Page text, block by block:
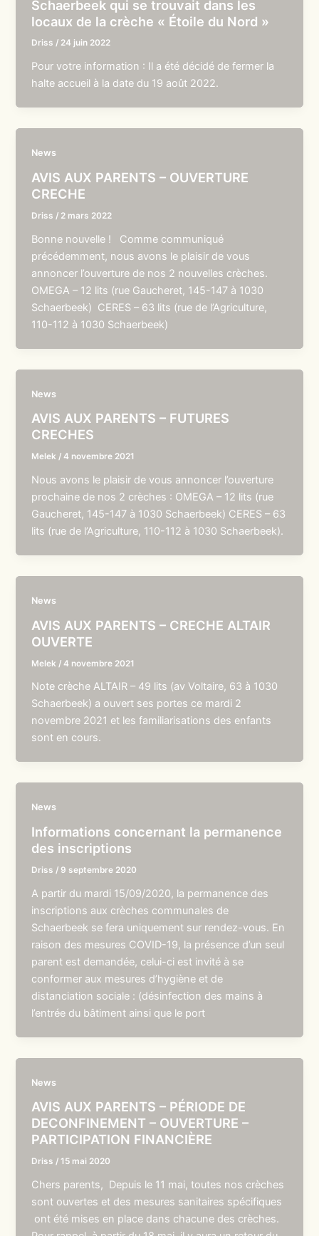
Schaerbeek qui se trouvait dans les
locaux de la crèche « Étoile du Nord »
Driss / 24 juin 2022
Pour votre information : Il a été décidé de fermer la
halte accueil à la date du 19 août 2022.
News
AVIS AUX PARENTS – OUVERTURE
CRECHE
Driss / 2 mars 2022
Bonne nouvelle ! Comme communiqué
précédemment, nous avons le plaisir de vous
annoncer l’ouverture de nos 2 nouvelles crèches.
OMEGA – 12 lits (rue Gaucheret, 145-147 à 1030
Schaerbeek) CERES – 63 lits (rue de l’Agriculture,
110-112 à 1030 Schaerbeek)
News
AVIS AUX PARENTS – FUTURES
CRECHES
Melek /4 novembre 2021
Nous avons le plaisir de vous annoncer l’ouverture
prochaine de nos 2 crèches : OMEGA – 12 lits (rue
Gaucheret, 145-147 à 1030 Schaerbeek) CERES – 63
lits (rue de l’Agriculture, 110-112 à 1030 Schaerbeek).
News
AVIS AUX PARENTS – CRECHE ALTAIR
OUVERTE
Melek /4 novembre 2021
Note crèche ALTAIR – 49 lits (av Voltaire, 63 à 1030
Schaerbeek) a ouvert ses portes ce mardi 2
novembre 2021 et les familiarisations des enfants
sont en cours.
News
Informations concernant la permanence
des inscriptions
Driss / 9 septembre 2020
A partir du mardi 15/09/2020, la permanence des
inscriptions aux crèches communales de
Schaerbeek se fera uniquement sur rendez-vous. En
raison des mesures COVID-19, la présence d’un seul
parent est demandée, celui-ci est invité à se
conformer aux mesures d’hygiène et de
distanciation sociale : (désinfection des mains à
l’entrée du bâtiment ainsi que le port
News
AVIS AUX PARENTS – PÉRIODE DE
DECONFINEMENT – OUVERTURE –
PARTICIPATION FINANCIÈRE
Driss /15 mai 2020
Chers parents, Depuis le 11 mai, toutes nos crèches
sont ouvertes et des mesures sanitaires spécifiques
ont été mises en place dans chacune des crèches.